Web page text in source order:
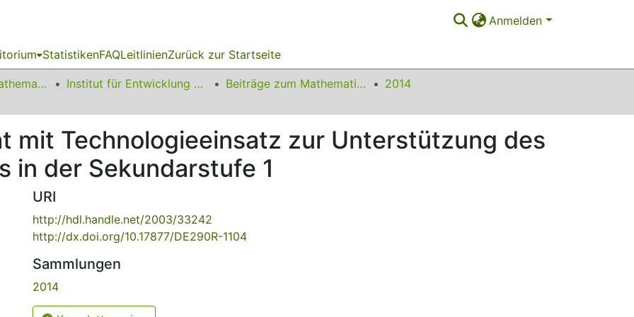
Anmelden
StatistikenFAQLeitlinienZurück zur Startseite
01 Fakultät für Mathematik Institut für Entwicklung und Erforschung des Mathematikunterrichts Beiträge zum Mathematikunterricht
2014
mit Technologieeinsatz zur Unterstützung des
in der Sekundarstufe 1
URI
http://hdl.handle.net/2003/33242
http://dx.doi.org/10.17877/DE290R-1104
Sammlungen
2014